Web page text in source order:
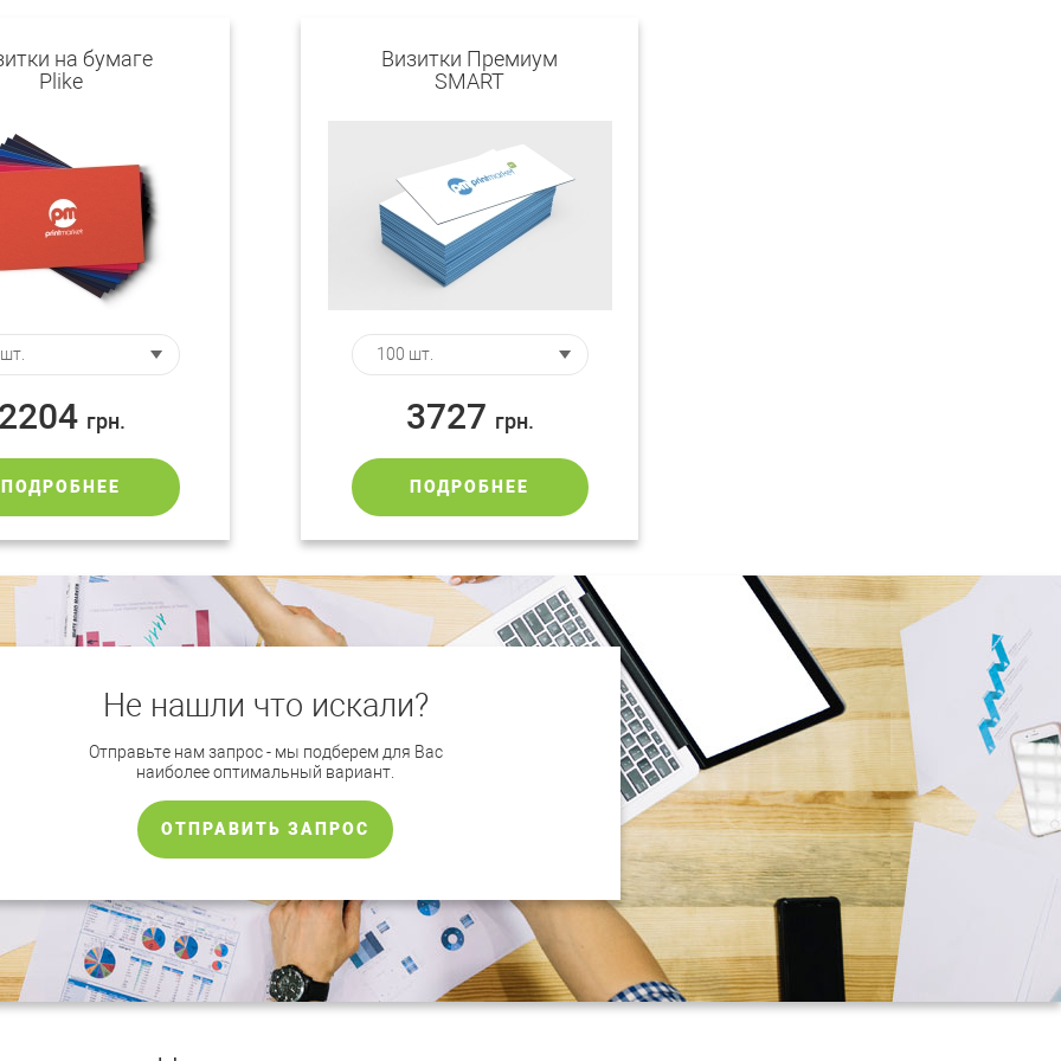
на бумаге
Plike
грн.
ПОДРОБНЕЕ
Визитки Премиум
SMART
3727 грн.
ПОДРОБНЕЕ
Не нашли что искали?
Отправьте нам запрос - мы подберем для Вас
наиболее оптимальный вариант.
ОТПРАВИТЬ ЗАПРОС